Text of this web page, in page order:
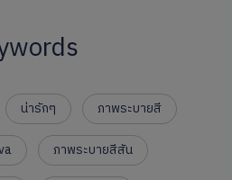
น่ารักๆ
ภาพระบายสี
ภาพระบายสีสัน